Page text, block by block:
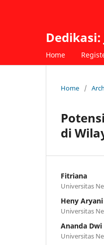
Home
Home /
di
Fitriana
Universitas
Heny Aryani
Universitas
Ananda
Universitas